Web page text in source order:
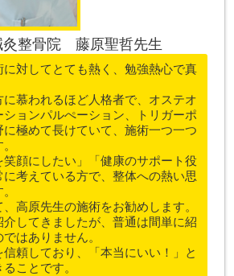
灸整骨院 藤原聖哲先生
対してとても熱く、勉強熱心で真
慕われるほど人格者で、オステオ
ョンパルぺーション、トリガーポ
極めて長けていて、施術一つ一つ
笑顔にしたい」「健康のサポート役
考えている方で、整体への熱い思
高原先生の施術をお勧めします。
してきましたが、普通は間単に紹
はありません。
頼しており、「本当にいい！」と
ことです。